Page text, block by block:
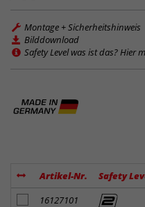
Montage + Sicherheitshinweis
Bilddownload
Safety Level was ist das? Hier
Artikel-Nr. Safety
Artikel zum Merkzettel hinzufügen
16127101